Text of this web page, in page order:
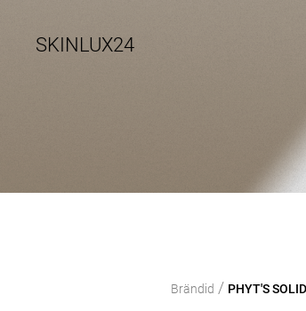
SKINLUX24
Brändid / PHYT'S